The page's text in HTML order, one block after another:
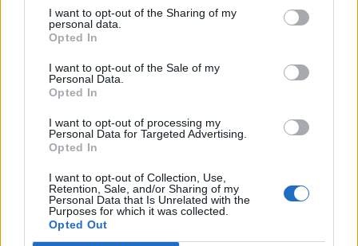
I want to opt-out of the Sharing of my
personal data.
Opted In
I want to opt-out of the Sale of my
Personal Data.
Opted In
I want to opt-out of processing my
Personal Data for Targeted Advertising.
Opted In
I want to opt-out of Collection, Use,
Retention, Sale, and/or Sharing of my
Personal Data that Is Unrelated with the
Purposes for which it was collected.
Opted Out
Il nuovo BlackBerry Z10 compatibile con la tecnologia 4G è ora
disponibile in esclusiva presso lo Swisscom Online Shop a CHF
49.− (con NATEL business infinity XL, 24 mesi).
CONDIVIDI QUESTO ARTICOLO:
X Mastodon Telegram
WhatsApp